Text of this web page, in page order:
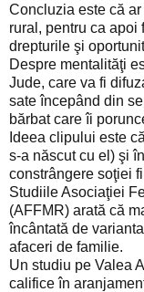
Concluzia este că
rural, pentru ca
drepturile şi
Despre mentalităţi
Jude, care va fi
sate începând din
bărbat care îi
Ideea clipului este
s-a născut cu el) şi
constrângere soţiei
Studiile Asociaţiei
(AFFMR) arată că
încântată de
afaceri de familie.
Un studiu pe Valea
califice în